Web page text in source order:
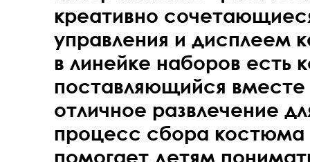
креативно
управления и дисплеем
в линейке наборов есть
поставляющийся
отличное развлечение
процесс сбора костюма
помогает детям